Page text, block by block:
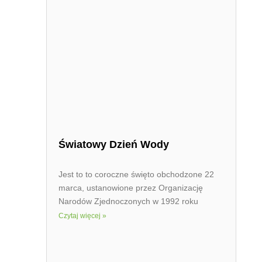
Światowy Dzień Wody
Jest to to coroczne święto obchodzone 22
marca, ustanowione przez Organizację
Narodów Zjednoczonych w 1992 roku
Czytaj więcej »